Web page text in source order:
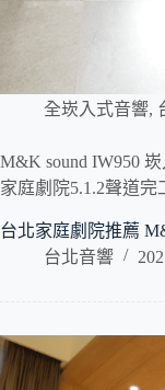
全崁入式音響,
M&K sound IW950
家庭劇院5.1.2聲道完
台北家庭劇院推薦
台北音響